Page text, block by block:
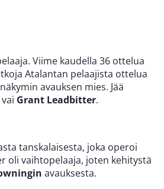
Viime kaudella 36 ottelua
Atalantan pelaajista ottelua
avauksen mies. Jää
vai Grant Leadbitter.
tanskalaisesta, joka operoi
oli vaihtopelaaja, joten kehitystä
avauksesta.